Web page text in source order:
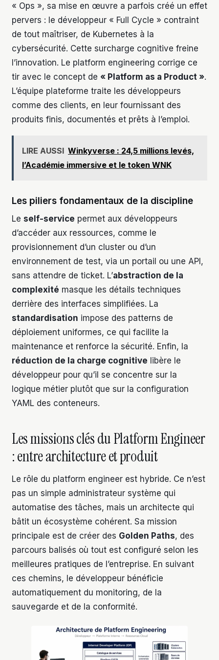
« Ops », sa mise en œuvre a parfois créé un effet
pervers : le développeur « Full Cycle » contraint
de tout maîtriser, de Kubernetes à la
cybersécurité. Cette surcharge cognitive freine
l’innovation. Le platform engineering corrige ce
tir avec le concept de « Platform as a Product ».
L’équipe plateforme traite les développeurs
comme des clients, en leur fournissant des
produits finis, documentés et prêts à l’emploi.
LIRE AUSSI Winkyverse : 24,5 millions levés,
l’Académie immersive et le token WNK
Les piliers fondamentaux de la discipline
Le self-service permet aux développeurs
d’accéder aux ressources, comme le
provisionnement d’un cluster ou d’un
environnement de test, via un portail ou une API,
sans attendre de ticket. L’abstraction de la
complexité masque les détails techniques
derrière des interfaces simplifiées. La
standardisation impose des patterns de
déploiement uniformes, ce qui facilite la
maintenance et renforce la sécurité. Enfin, la
réduction de la charge cognitive libère le
développeur pour qu’il se concentre sur la
logique métier plutôt que sur la configuration
YAML des conteneurs.
Les missions clés du Platform Engineer
: entre architecture et produit
Le rôle du platform engineer est hybride. Ce n’est
pas un simple administrateur système qui
automatise des tâches, mais un architecte qui
bâtit un écosystème cohérent. Sa mission
principale est de créer des Golden Paths, des
parcours balisés où tout est configuré selon les
meilleures pratiques de l’entreprise. En suivant
ces chemins, le développeur bénéficie
automatiquement du monitoring, de la
sauvegarde et de la conformité.